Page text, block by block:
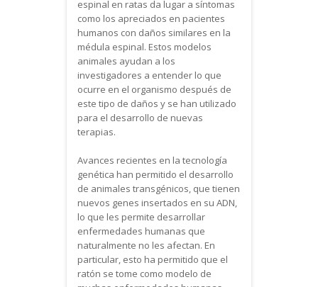
espinal en ratas da lugar a síntomas
como los apreciados en pacientes
humanos con daños similares en la
médula espinal. Estos modelos
animales ayudan a los
investigadores a entender lo que
ocurre en el organismo después de
este tipo de daños y se han utilizado
para el desarrollo de nuevas
terapias.
Avances recientes en la tecnología
genética han permitido el desarrollo
de animales transgénicos, que tienen
nuevos genes insertados en su ADN,
lo que les permite desarrollar
enfermedades humanas que
naturalmente no les afectan. En
particular, esto ha permitido que el
ratón se tome como modelo de